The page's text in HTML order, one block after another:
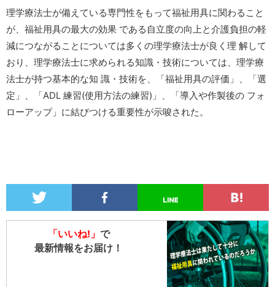
理学療法士が備えている専門性をもって福祉用具に関わること
が、福祉用具の最大の効果 である自立度の向上と介護負担の軽
減につながることについては多くの理学療法士が良く理 解して
おり、理学療法士に求められる知識・技術については、理学療
法士が持つ基本的な知 識・技術を、「福祉用具の評価」、「選
定」、「ADL 練習(使用方法の練習)」、「導入や作製後の フォ
ローアップ」に結びつける重要性が示唆された。
「いいね!」 で
最新情報をお届け！